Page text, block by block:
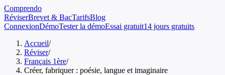
Comprendo
RéviserBrevet & BacTarifsBlog
ConnexionDémoTester la démoEssai gratuit14 jours gratuits
Accueil/
Réviser/
Français 1ère/
Créer, fabriquer : poésie, langue et imaginaire